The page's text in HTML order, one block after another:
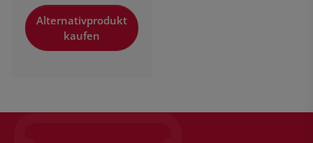
Alternativprodukt
kaufen